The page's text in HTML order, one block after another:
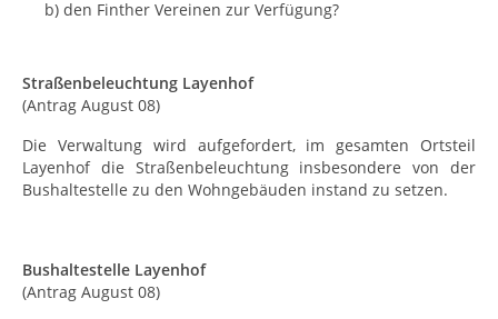
b) den Finther Vereinen zur Verfügung?
Straßenbeleuchtung Layenhof
(Antrag August 08)
Die Verwaltung wird aufgefordert, im gesamten Ortsteil
Layenhof die Straßenbeleuchtung insbesondere von der
Bushaltestelle zu den Wohngebäuden instand zu setzen.
Bushaltestelle Layenhof
(Antrag August 08)